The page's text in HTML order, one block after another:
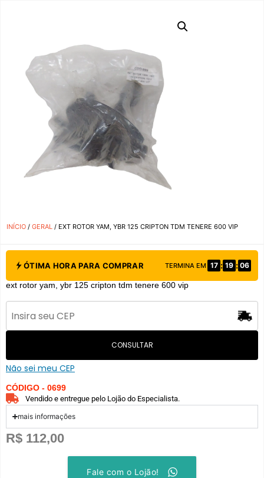
INÍCIO / GERAL / EXT ROTOR YAM, YBR 125 CRIPTON TDM TENERE 600 VIP
ÓTIMA HORA PARA COMPRAR TERMINA EM 17 : 19 : 06
ext rotor yam, ybr 125 cripton tdm tenere 600 vip
CONSULTAR
Não sei meu CEP
CÓDIGO - 0699
Vendido e entregue pelo Lojão do Especialista.
mais informações
R$ 112,00
Fale com o Lojão!